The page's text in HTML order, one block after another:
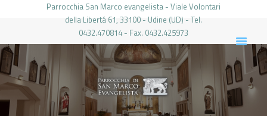
Parrocchia San Marco evangelista - Viale Volontari
della Libertá 61, 33100 - Udine (UD) - Tel.
0432.470814 - Fax. 0432.425973
PARROCCHIA DI SAN MARCO UDINE
HOME
LA PARROCCHIA
IL PARROCO